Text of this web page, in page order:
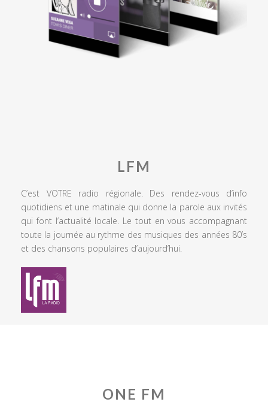
LFM
C’est VOTRE radio régionale. Des rendez-vous d’info
quotidiens et une matinale qui donne la parole aux invités
qui font l’actualité locale. Le tout en vous accompagnant
toute la journée au rythme des musiques des années 80’s
et des chansons populaires d’aujourd’hui.
ONE FM